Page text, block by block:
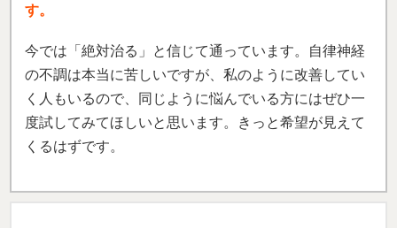
す。
今では「絶対治る」と信じて通っています。自律神経
の不調は本当に苦しいですが、私のように改善してい
く人もいるので、同じように悩んでいる方にはぜひ一
度試してみてほしいと思います。きっと希望が見えて
くるはずです。